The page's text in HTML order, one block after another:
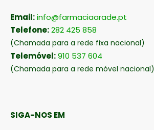
Email:info@farmaciaarade.pt
Telefone:282 425 858
(Chamada para a rede fixa nacional)
Telemóvel:910 537 604
(Chamada para a rede móvel nacional)
SIGA-NOS EM